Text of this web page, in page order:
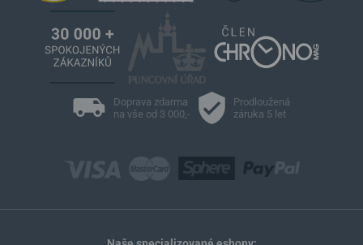
Doprava zdarma
na vše od 3 000,-
Prodloužená
záruka 5 let